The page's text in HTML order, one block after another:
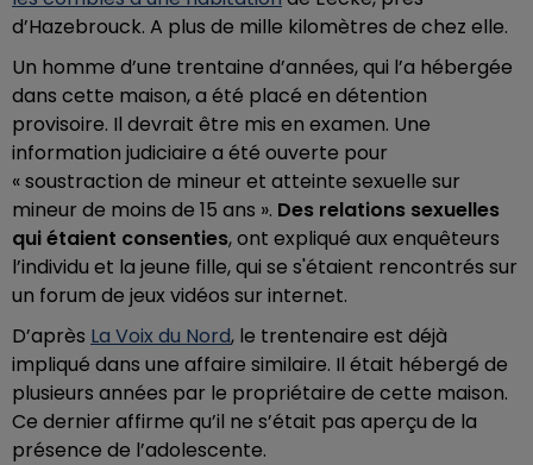
d’Hazebrouck. A plus de mille kilomètres de chez elle.
Un homme d’une trentaine d’années, qui l’a hébergée
dans cette maison, a été placé en détention
provisoire. Il devrait être mis en examen. Une
information judiciaire a été ouverte pour
« soustraction de mineur et atteinte sexuelle sur
mineur de moins de 15 ans ». Des relations sexuelles
qui étaient consenties, ont expliqué aux enquêteurs
l’individu et la jeune fille, qui se s'étaient rencontrés sur
un forum de jeux vidéos sur internet.
D’après La Voix du Nord, le trentenaire est déjà
impliqué dans une affaire similaire. Il était hébergé de
plusieurs années par le propriétaire de cette maison.
Ce dernier affirme qu’il ne s’était pas aperçu de la
présence de l’adolescente.